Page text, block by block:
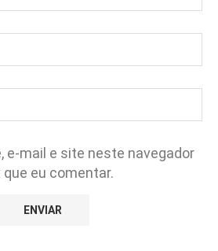
e-mail e site neste navegador
eu comentar.